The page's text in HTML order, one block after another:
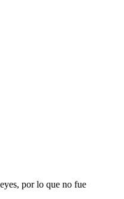
por lo que no fue